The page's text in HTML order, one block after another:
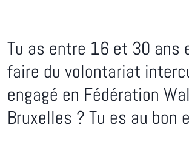
Tu as entre 16 et 30 ans
faire du volontariat
engagé en Fédération
Bruxelles ? Tu es au bon